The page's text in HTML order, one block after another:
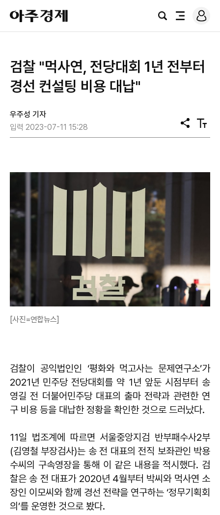
아
주
경
검
전
로
그
검찰 "먹사연, 전당대회 1년 전부터
경선 컨설팅 비용 대납"
우주성 기자
입력 2023-07-11 15:28
공
유
텍
스
[사진=연합뉴스]
검찰이 공익법인인 ‘평화와 먹고사는 문제연구소’가
2021년 민주당 전당대회를 약 1년 앞둔 시점부터 송
영길 전 더불어민주당 대표의 출마 전략과 관련한 연
구 비용 등을 대납한 정황을 확인한 것으로 드러났다.
11일 법조계에 따르면 서울중앙지검 반부패수사2부
(김영철 부장검사)는 송 전 대표의 전직 보좌관인 박용
수씨의 구속영장을 통해 이 같은 내용을 적시했다. 검
찰은 송 전 대표가 2020년 4월부터 박씨와 먹사연 소
장인 이모씨와 함께 경선 전략을 연구하는 ‘정무기획회
의’를 운영한 것으로 봤다.